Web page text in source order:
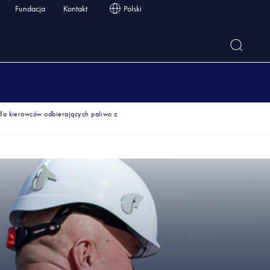
Fundacja Kontakt Polski
kierowców odbierających paliwo z